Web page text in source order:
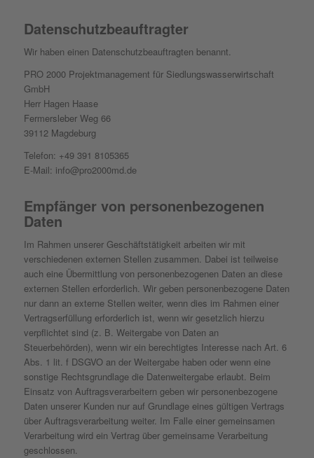
Datenschutz­beauftragter
Wir haben einen Datenschutzbeauftragten benannt.
PRO 2000 Projektmanagement für Siedlungswasserwirtschaft
GmbH
Herr Hagen Haase
Fermersleber Weg 66
39112 Magdeburg
Telefon: +49 391 8105365
E-Mail: info@pro2000md.de
Empfänger von personenbezogenen
Daten
Im Rahmen unserer Geschäftstätigkeit arbeiten wir mit
verschiedenen externen Stellen zusammen. Dabei ist teilweise
auch eine Übermittlung von personenbezogenen Daten an diese
externen Stellen erforderlich. Wir geben personenbezogene Daten
nur dann an externe Stellen weiter, wenn dies im Rahmen einer
Vertragserfüllung erforderlich ist, wenn wir gesetzlich hierzu
verpflichtet sind (z. B. Weitergabe von Daten an
Steuerbehörden), wenn wir ein berechtigtes Interesse nach Art. 6
Abs. 1 lit. f DSGVO an der Weitergabe haben oder wenn eine
sonstige Rechtsgrundlage die Datenweitergabe erlaubt. Beim
Einsatz von Auftragsverarbeitern geben wir personenbezogene
Daten unserer Kunden nur auf Grundlage eines gültigen Vertrags
über Auftragsverarbeitung weiter. Im Falle einer gemeinsamen
Verarbeitung wird ein Vertrag über gemeinsame Verarbeitung
geschlossen.